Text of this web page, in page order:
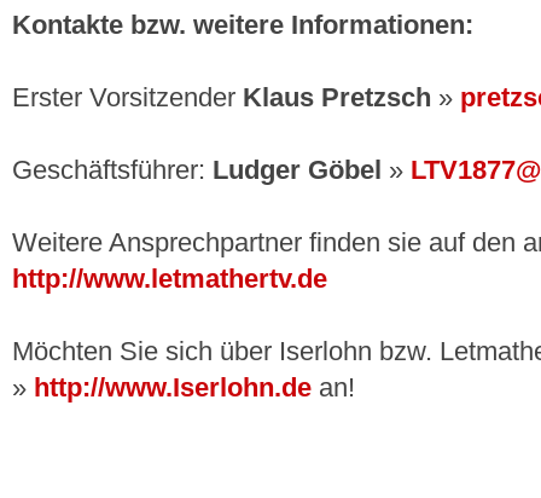
Kontakte bzw. weitere Informationen:
Erster Vorsitzender Klaus Pretzsch »
Geschäftsführer: Ludger Göbel »
Weitere Ansprechpartner finden sie auf den
http://www.letmathertv.de
Möchten Sie sich über Iserlohn bzw.
» http://www.Iserlohn.de an!